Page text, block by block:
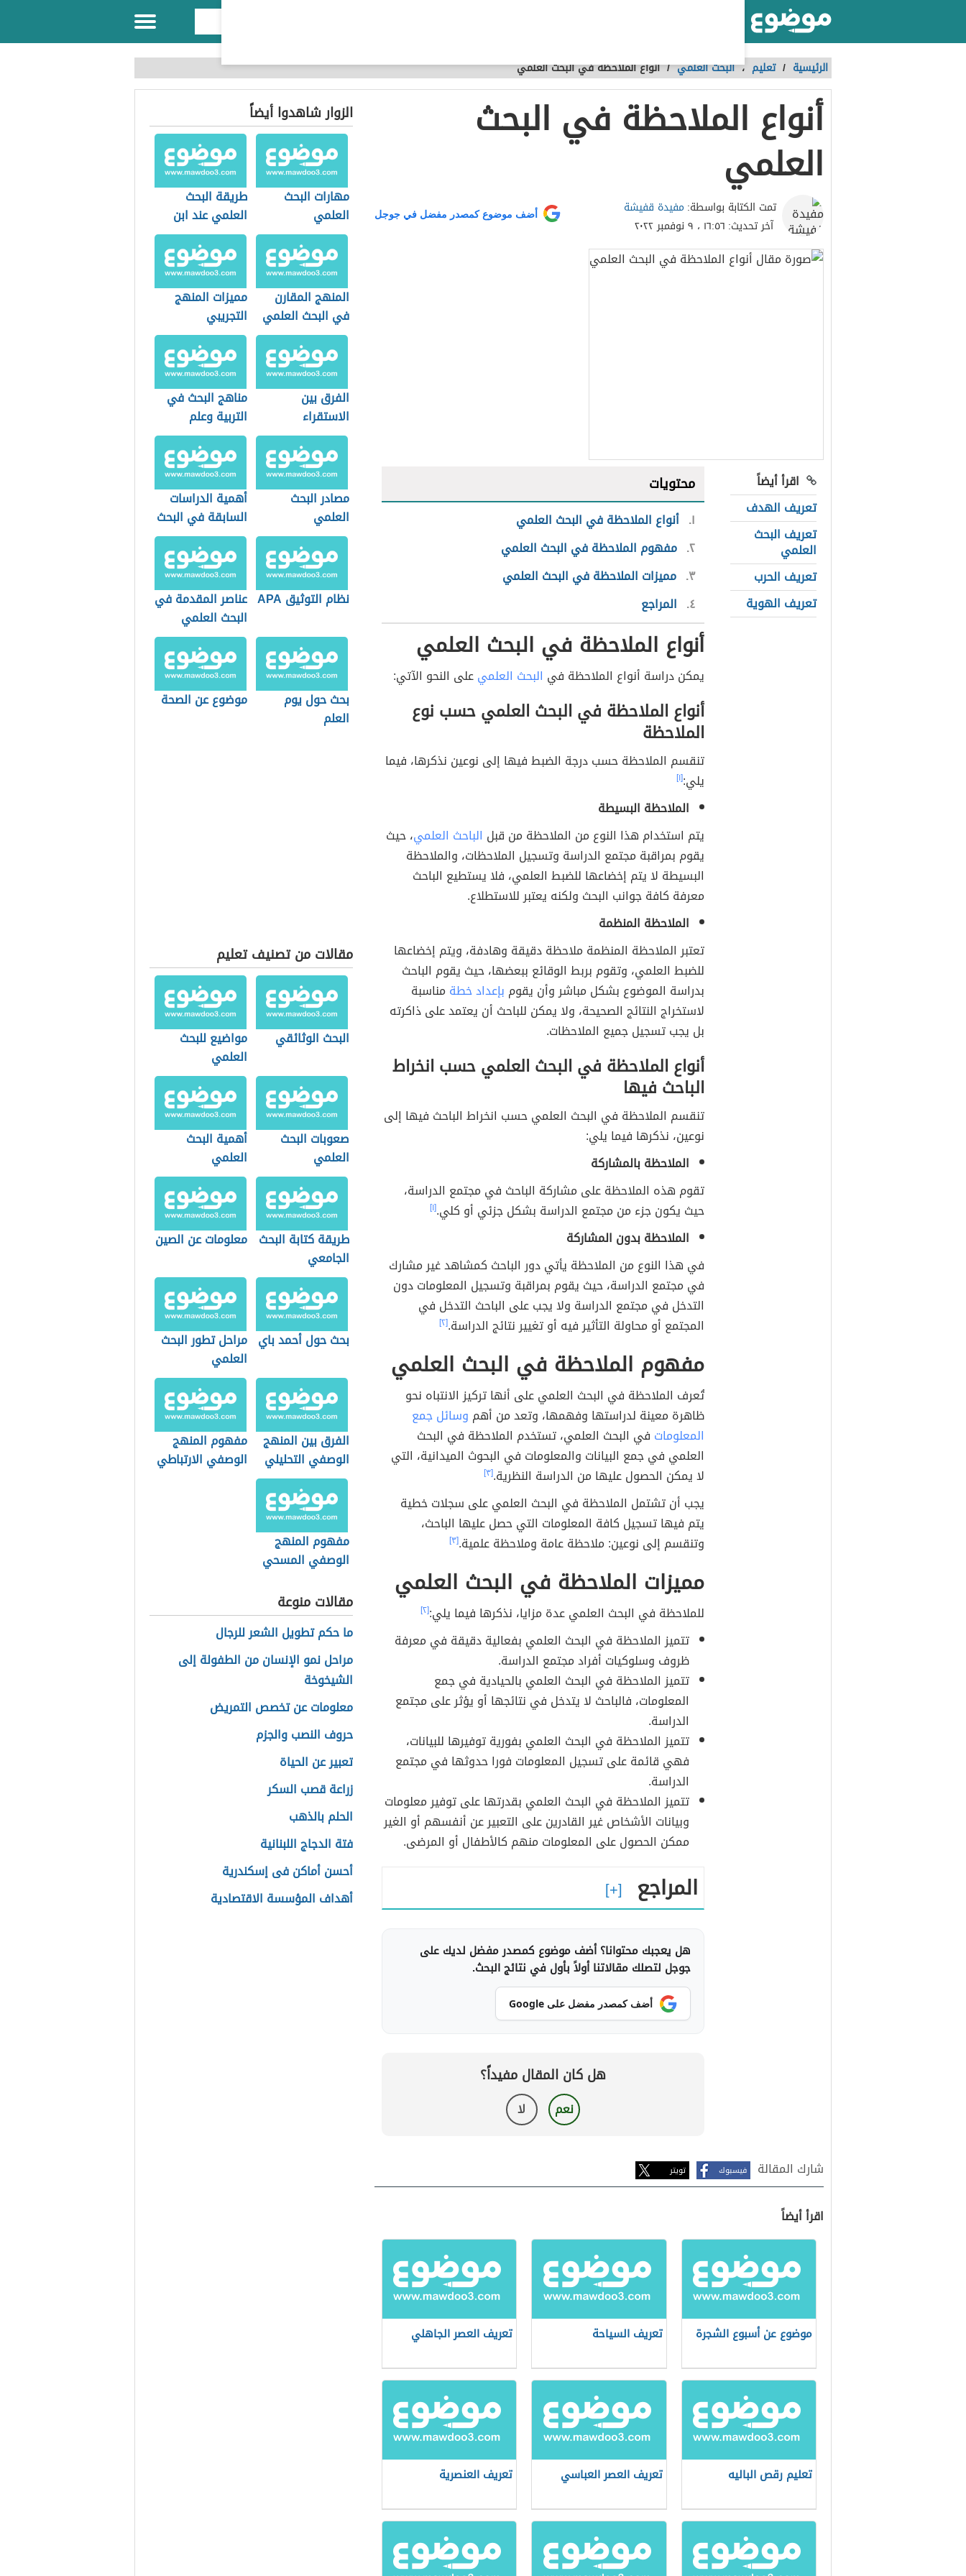
الرئيسية / تعليم ،البحث العلمي /أنواع الملاحظة في البحث العلمي
أنواع الملاحظة في البحث
العلمي
تمت الكتابة بواسطة: مفيدة قفيشة
آخر تحديث: ١٦:٥٦ ، ٩ نوفمبر ٢٠٢٢
أضف موضوع كمصدر مفضل في جوجل
اقرأ أيضاً
تعريف الهدف
تعريف البحث
العلمي
تعريف الحرب
تعريف الهوية
محتويات
١ أنواع الملاحظة في البحث العلمي
٢ مفهوم الملاحظة في البحث العلمي
٣ مميزات الملاحظة في البحث العلمي
٤ المراجع
أنواع الملاحظة في البحث العلمي
يمكن دراسة أنواع الملاحظة في البحث العلميعلى النحو الآتي:
أنواع الملاحظة في البحث العلمي حسب نوع
الملاحظة
تنقسم الملاحظة حسب درجة الضبط فيها إلى نوعين نذكرها، فيما
يلي:[١]
الملاحظة البسيطة
يتم استخدام هذا النوع من الملاحظة من قبل الباحث العلمي، حيث
يقوم بمراقبة مجتمع الدراسة وتسجيل الملاحظات، والملاحظة
البسيطة لا يتم إخضاعها للضبط العلمي، فلا يستطيع الباحث
معرفة كافة جوانب البحث ولكنه يعتبر للاستطلاع.
الملاحظة المنظمة
تعتبر الملاحظة المنظمة ملاحظة دقيقة وهادفة، ويتم إخضاعها
للضبط العلمي، وتقوم بربط الوقائع ببعضها، حيث يقوم الباحث
بدراسة الموضوع بشكل مباشر وأن يقوم بإعداد خطة مناسبة
لاستخراج النتائج الصحيحة، ولا يمكن للباحث أن يعتمد على ذاكرته
بل يجب تسجيل جميع الملاحظات.
أنواع الملاحظة في البحث العلمي حسب انخراط
الباحث فيها
تنقسم الملاحظة في البحث العلمي حسب انخراط الباحث فيها إلى
نوعين، نذكرها فيما يلي:
الملاحظة بالمشاركة
تقوم هذه الملاحظة على مشاركة الباحث في مجتمع الدراسة،
حيث يكون جزء من مجتمع الدراسة بشكل جزئي أو كلي.[١]
الملاحظة بدون المشاركة
في هذا النوع من الملاحظة يأتي دور الباحث كمشاهد غير مشارك
في مجتمع الدراسة، حيث يقوم بمراقبة وتسجيل المعلومات دون
التدخل في مجتمع الدراسة ولا يجب على الباحث التدخل في
المجتمع أو محاولة التأثير فيه أو تغيير نتائج الدراسة.[٢]
مفهوم الملاحظة في البحث العلمي
تُعرف الملاحظة في البحث العلمي على أنها تركيز الانتباه نحو
ظاهرة معينة لدراستها وفهمها، وتعد من أهم وسائل جمع
المعلومات في البحث العلمي، تستخدم الملاحظة في البحث
العلمي في جمع البيانات والمعلومات في البحوث الميدانية، التي
لا يمكن الحصول عليها من الدراسة النظرية.[٣]
يجب أن تشتمل الملاحظة في البحث العلمي على سجلات خطية
يتم فيها تسجيل كافة المعلومات التي حصل عليها الباحث،
وتنقسم إلى نوعين: ملاحظة عامة وملاحظة علمية.[٣]
مميزات الملاحظة في البحث العلمي
للملاحظة في البحث العلمي عدة مزايا، نذكرها فيما يلي:[٢]
تتميز الملاحظة في البحث العلمي بفعالية دقيقة في معرفة
ظروف وسلوكيات أفراد مجتمع الدراسة.
تتميز الملاحظة في البحث العلمي بالحيادية في جمع
المعلومات، فالباحث لا يتدخل في نتائجها أو يؤثر على مجتمع
الدراسة.
تتميز الملاحظة في البحث العلمي بفورية توفيرها للبيانات،
فهي قائمة على تسجيل المعلومات فورا حدوثها في مجتمع
الدراسة.
تتميز الملاحظة في البحث العلمي بقدرتها على توفير معلومات
وبيانات الأشخاص غير القادرين على التعبير عن أنفسهم أو الغير
ممكن الحصول على المعلومات منهم كالأطفال أو المرضى.
المراجع
هل يعجبك محتوانا؟ أضف موضوع كمصدر مفضل لديك على
جوجل لتصلك مقالاتنا أولاً بأول في نتائج البحث.
أضف كمصدر مفضل على Google
هل كان المقال مفيداً؟
نعم لا
شارك المقالة فيسبوك تويتر
اقرأ أيضاً
موضوع عن أسبوع الشجرة تعريف السياحة تعريف العصر الجاهلي
تعليم رقص الباليه تعريف العصر العباسي تعريف العنصرية
الزوار شاهدوا أيضاً
مهارات البحث
العلمي
طريقة البحث
العلمي عند ابن
الهيثم
المنهج المقارن
في البحث العلمي
مميزات المنهج
التجريبي
الفرق بين
الاستقراء
والاستنباط
مناهج البحث في
التربية وعلم
النفس
مصادر البحث
العلمي
أهمية الدراسات
السابقة في البحث
العلمي
نظام التوثيق APA
عناصر المقدمة في
البحث العلمي
بحث حول يوم
العلم
موضوع عن الصحة
مقالات من تصنيف تعليم
البحث الوثائقي
مواضيع للبحث
العلمي
صعوبات البحث
العلمي
أهمية البحث
العلمي
طريقة كتابة البحث
الجامعي
معلومات عن الصين
بحث حول أحمد باي مراحل تطور البحث
العلمي
الفرق بين المنهج
الوصفي التحليلي
والمنهج المقارن
مفهوم المنهج
الوصفي الارتباطي
مفهوم المنهج
الوصفي المسحي
مقالات منوعة
ما حكم تطويل الشعر للرجال
مراحل نمو الإنسان من الطفولة إلى
الشيخوخة
معلومات عن تخصص التمريض
حروف النصب والجزم
تعبير عن الحياة
زراعة قصب السكر
الحلم بالذهب
فتة الدجاج اللبنانية
أحسن أماكن فى إسكندرية
أهداف المؤسسة الاقتصادية